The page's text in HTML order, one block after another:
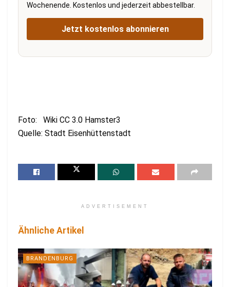
Wochenende. Kostenlos und jederzeit abbestellbar.
Jetzt kostenlos abonnieren
Foto: Wiki CC 3.0 Hamster3
Quelle: Stadt Eisenhüttenstadt
ADVERTISEMENT
Ähnliche Artikel
BRANDENBURG